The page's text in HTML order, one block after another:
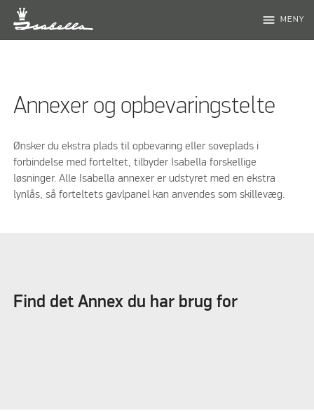
menu MENY
Annexer og opbevaringstelte
Ønsker du ekstra plads til opbevaring eller soveplads i
forbindelse med forteltet, tilbyder Isabella forskellige
løsninger. Alle Isabella annexer er udstyret med en ekstra
lynlås, så forteltets gavlpanel kan anvendes som skillevæg.
Find det Annex du har brug for